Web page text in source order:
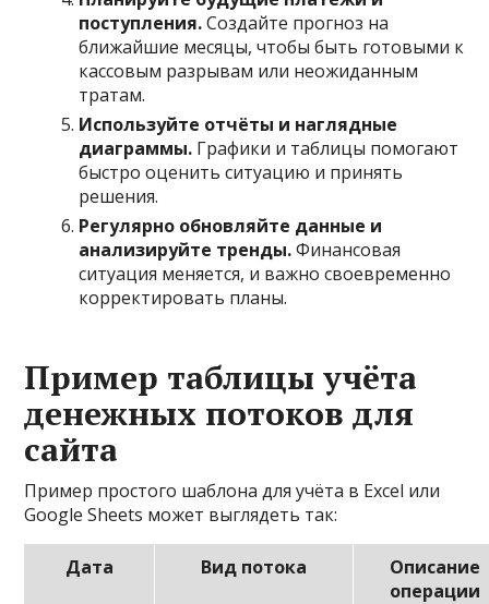
поступления.Создайте прогноз на
ближайшие месяцы, чтобы быть готовыми к
кассовым разрывам или неожиданным
тратам.
Используйте отчёты и наглядные
диаграммы. Графики и таблицы помогают
быстро оценить ситуацию и принять
решения.
Регулярно обновляйте данные и
анализируйте тренды.Финансовая
ситуация меняется, и важно своевременно
корректировать планы.
Пример таблицы учёта
денежных потоков для
сайта
Пример простого шаблона для учёта в Excel или
Google Sheets может выглядеть так:
Дата Вид потока
Описание
операции